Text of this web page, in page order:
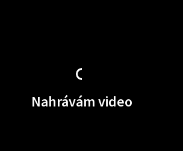
Nahrávám video